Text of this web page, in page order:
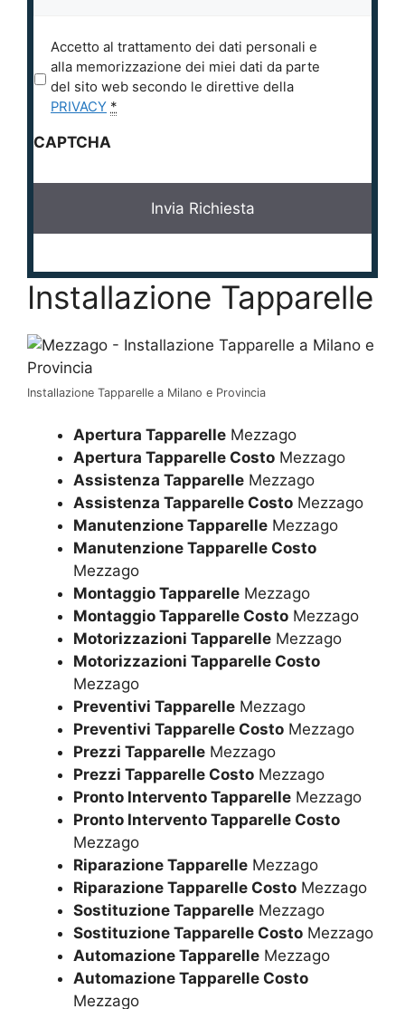
i
c
*
Accetto al trattamento dei dati personali e
alla memorizzazione dei miei dati da parte
del sito web secondo le direttive della
PRIVACY *
CAPTCHA
Installazione Tapparelle
Installazione Tapparelle a Milano e Provincia
Apertura Tapparelle Mezzago
Apertura Tapparelle Costo Mezzago
Assistenza Tapparelle Mezzago
Assistenza Tapparelle Costo Mezzago
Manutenzione Tapparelle Mezzago
Manutenzione Tapparelle Costo
Mezzago
Montaggio Tapparelle Mezzago
Montaggio Tapparelle Costo Mezzago
Motorizzazioni Tapparelle Mezzago
Motorizzazioni Tapparelle Costo
Mezzago
Preventivi Tapparelle Mezzago
Preventivi Tapparelle Costo Mezzago
Prezzi Tapparelle Mezzago
Prezzi Tapparelle Costo Mezzago
Pronto Intervento Tapparelle Mezzago
Pronto Intervento Tapparelle Costo
Mezzago
Riparazione Tapparelle Mezzago
Riparazione Tapparelle Costo Mezzago
Sostituzione Tapparelle Mezzago
Sostituzione Tapparelle Costo Mezzago
Automazione Tapparelle Mezzago
Automazione Tapparelle Costo
Mezzago